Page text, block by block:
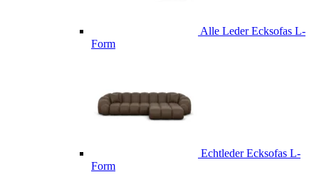
Alle Leder Ecksofas L-
Form
Echtleder Ecksofas L-
Form